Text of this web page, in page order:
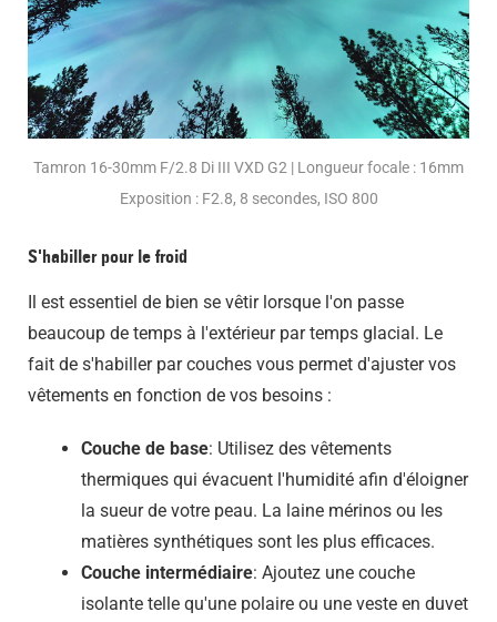
Tamron 16-30mm F/2.8 Di III VXD G2 | Longueur focale : 16mm
Exposition : F2.8, 8 secondes, ISO 800
S'habiller pour le froid
Il est essentiel de bien se vêtir lorsque l'on passe
beaucoup de temps à l'extérieur par temps glacial. Le
fait de s'habiller par couches vous permet d'ajuster vos
vêtements en fonction de vos besoins :
Couche de base: Utilisez des vêtements
thermiques qui évacuent l'humidité afin d'éloigner
la sueur de votre peau. La laine mérinos ou les
matières synthétiques sont les plus efficaces.
Couche intermédiaire: Ajoutez une couche
isolante telle qu'une polaire ou une veste en duvet